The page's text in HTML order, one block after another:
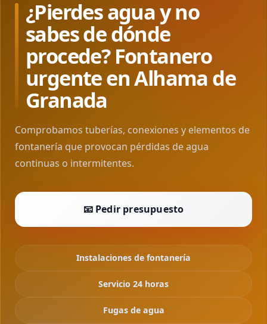
¿Pierdes agua y no
sabes de dónde
procede? Fontanero
urgente en Alhama de
Granada
Comprobamos tuberías, conexiones y elementos de
fontanería que provocan pérdidas de agua
continuas o intermitentes.
📧 Pedir presupuesto
Instalaciones de fontanería
Servicio 24 horas
Fugas de agua